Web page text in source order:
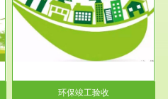
环保竣工验收